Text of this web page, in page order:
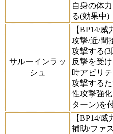
自身の体
る(効果中)
サルーインラッ
シュ
【BP14/威
攻撃/近/間
攻撃する(3
反撃を受
時アビリ
攻撃する
性攻撃強
ターン)を
【BP14/威
補助/ファ